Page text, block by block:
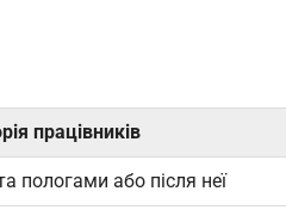
працівників
пологами або після неї